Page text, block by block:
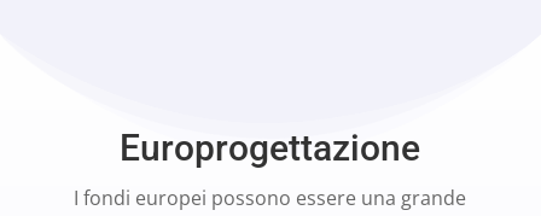
Europrogettazione
I fondi europei possono essere una grande